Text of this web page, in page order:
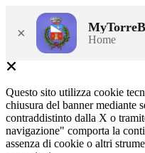
× Home
Questo sito utilizza cookie
chiusura del banner mediante
contraddistinto dalla X o
navigazione" comporta la
assenza di cookie o altri